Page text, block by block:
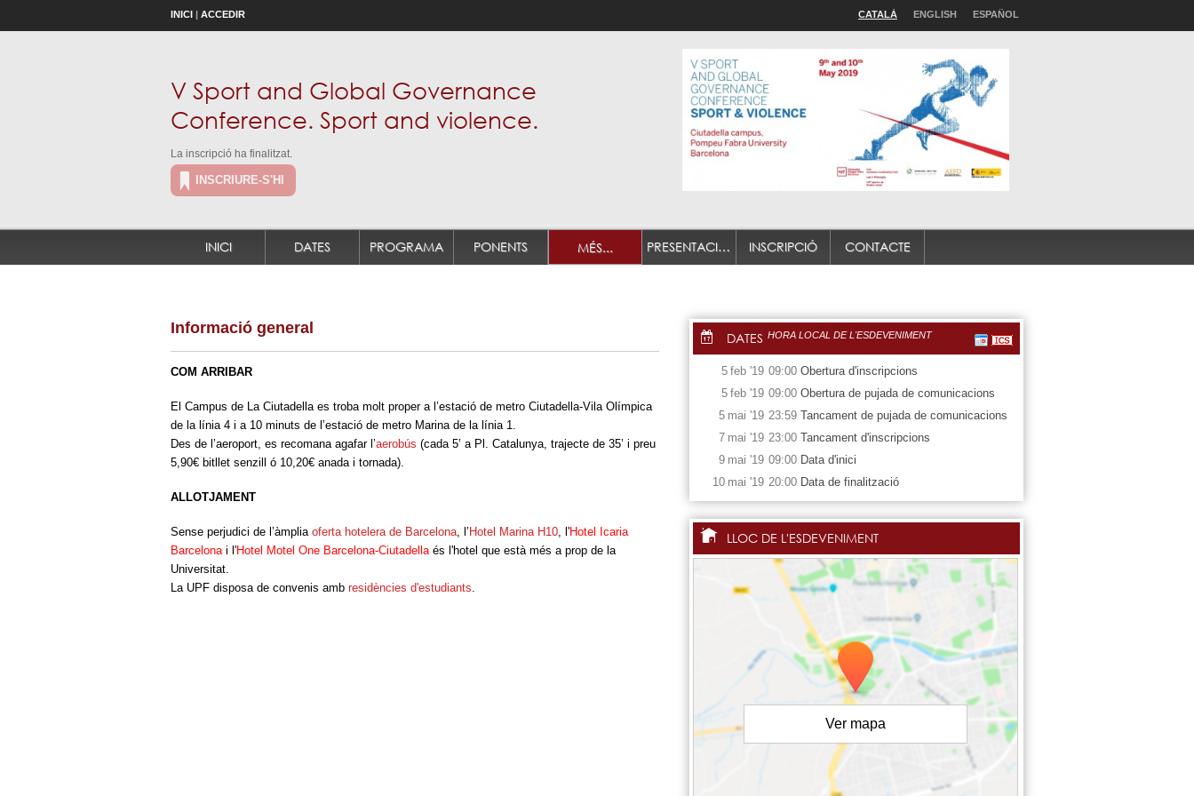
INICI | ACCEDIR CATALÀ ENGLISH ESPAÑOL
V Sport and Global Governance
Conference. Sport and violence.
La inscripció ha finalitzat.
INSCRIURE-S'HI
INICI DATES PROGRAMA PONENTS MÉS... PRESENTACIÓ DE TREBALLS INSCRIPCIÓ CONTACTE
Informació general
COM ARRIBAR
El Campus de La Ciutadella es troba molt proper a l’estació de metro Ciutadella-Vila Olímpica
de la línia 4 i a 10 minuts de l’estació de metro Marina de la línia 1.
Des de l’aeroport, es recomana agafar l’aerobús (cada 5’ a Pl. Catalunya, trajecte de 35’ i preu
5,90€ bitllet senzill ó 10,20€ anada i tornada).
ALLOTJAMENT
Sense perjudici de l’àmplia oferta hotelera de Barcelona, l’ Hotel Marina H10, l'Hotel Icaria
Barcelonai l'Hotel Motel One Barcelona-Ciutadellaés l'hotel que està més a prop de la
Universitat.
La UPF disposa de convenis amb residències d'estudiants.
DATES HORA LOCAL DE L'ESDEVENIMENT
5 feb '19 09:00 Obertura d'inscripcions
5 feb '19 09:00 Obertura de pujada de comunicacions
5 mai '19 23:59 Tancament de pujada de comunicacions
7 mai '19 23:00 Tancament d'inscripcions
9 mai '19 09:00 Data d'inici
10 mai '19 20:00 Data de finalització
LLOC DE L'ESDEVENIMENT
Ver mapa